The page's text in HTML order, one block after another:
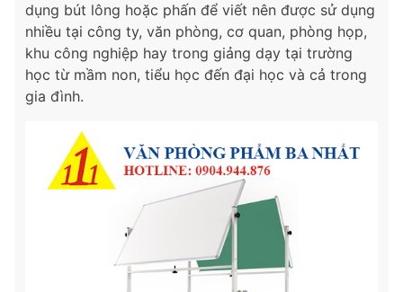
dụng bút lông hoặc phấn để viết nên được sử dụng
nhiều tại công ty, văn phòng, cơ quan, phòng họp,
khu công nghiệp hay trong giảng dạy tại trường
học từ mầm non, tiểu học đến đại học và cả trong
gia đình.